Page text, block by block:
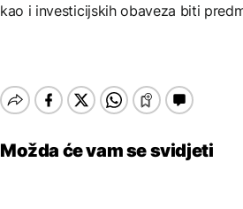
kao i investicijskih obaveza biti
Možda će vam se svidjeti